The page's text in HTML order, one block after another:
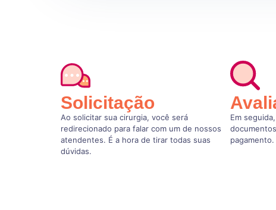
Solicitação
Ao solicitar sua cirurgia, você será
redirecionado para falar com um de nossos
atendentes. É a hora de tirar todas suas
dúvidas.
Em
pagamento.